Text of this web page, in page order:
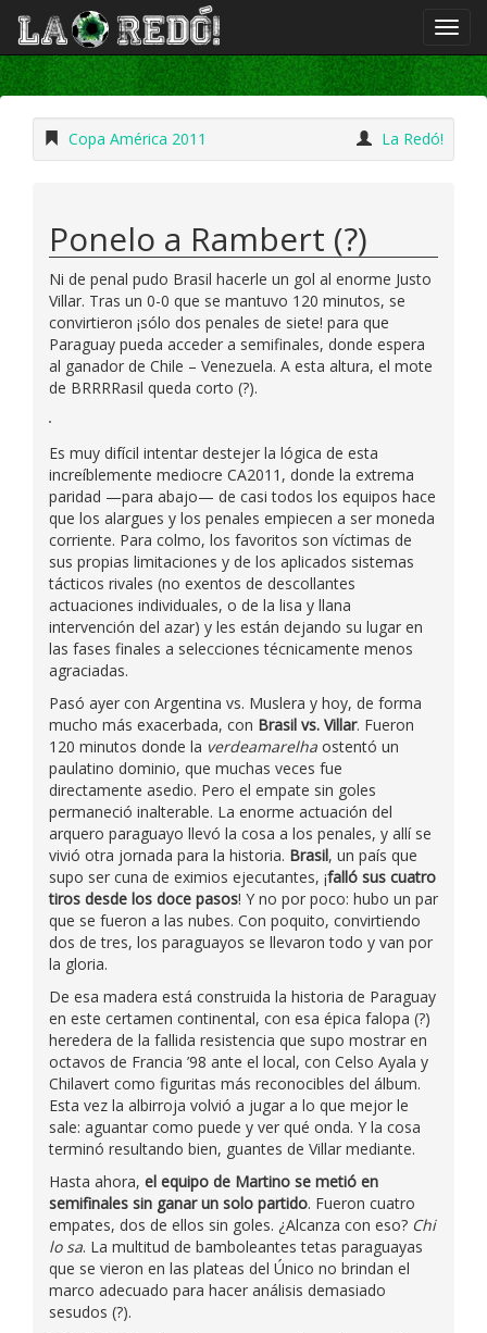
Copa América 2011 La Redó!
Ponelo a Rambert (?)
Ni de penal pudo Brasil hacerle un gol al enorme Justo
Villar. Tras un 0-0 que se mantuvo 120 minutos, se
convirtieron ¡sólo dos penales de siete! para que
Paraguay pueda acceder a semifinales, donde espera
al ganador de Chile – Venezuela. A esta altura, el mote
de BRRRRasil queda corto (?).
Es muy difícil intentar destejer la lógica de esta
increíblemente mediocre CA2011, donde la extrema
paridad —para abajo— de casi todos los equipos hace
que los alargues y los penales empiecen a ser moneda
corriente. Para colmo, los favoritos son víctimas de
sus propias limitaciones y de los aplicados sistemas
tácticos rivales (no exentos de descollantes
actuaciones individuales, o de la lisa y llana
intervención del azar) y les están dejando su lugar en
las fases finales a selecciones técnicamente menos
agraciadas.
Pasó ayer con Argentina vs. Muslera y hoy, de forma
mucho más exacerbada, con Brasil vs. Villar. Fueron
120 minutos donde la verdeamarelha ostentó un
paulatino dominio, que muchas veces fue
directamente asedio. Pero el empate sin goles
permaneció inalterable. La enorme actuación del
arquero paraguayo llevó la cosa a los penales, y allí se
vivió otra jornada para la historia. Brasil, un país que
supo ser cuna de eximios ejecutantes, ¡falló sus cuatro
tiros desde los doce pasos! Y no por poco: hubo un par
que se fueron a las nubes. Con poquito, convirtiendo
dos de tres, los paraguayos se llevaron todo y van por
la gloria.
De esa madera está construida la historia de Paraguay
en este certamen continental, con esa épica falopa (?)
heredera de la fallida resistencia que supo mostrar en
octavos de Francia ’98 ante el local, con Celso Ayala y
Chilavert como figuritas más reconocibles del álbum.
Esta vez la albirroja volvió a jugar a lo que mejor le
sale: aguantar como puede y ver qué onda. Y la cosa
terminó resultando bien, guantes de Villar mediante.
Hasta ahora, el equipo de Martino se metió en
semifinales sin ganar un solo partido. Fueron cuatro
empates, dos de ellos sin goles. ¿Alcanza con eso? Chi
lo sa. La multitud de bamboleantes tetas paraguayas
que se vieron en las plateas del Único no brindan el
marco adecuado para hacer análisis demasiado
sesudos (?).